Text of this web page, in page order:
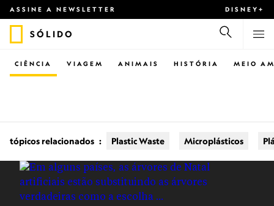
ASSINE A NEWSLETTER DISNEY+
SÓLIDO
CIÊNCIA VIAGEM ANIMAIS HISTÓRIA MEIO
tópicos relacionados : Plastic Waste Microplásticos